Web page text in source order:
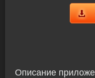
Описание